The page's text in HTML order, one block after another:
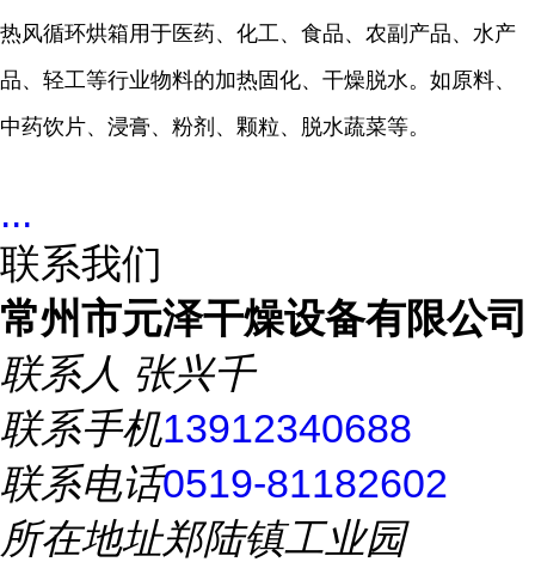
热风循环烘箱用于医药、化工、食品、农副产品、水产
品、轻工等行业物料的加热固化、干燥脱水。如原料、
中药饮片、浸膏、粉剂、颗粒、脱水蔬菜等。
...
联系我们
常州市元泽干燥设备有限公司
联系人 张兴千
联系手机13912340688
联系电话0519-81182602
所在地址郑陆镇工业园